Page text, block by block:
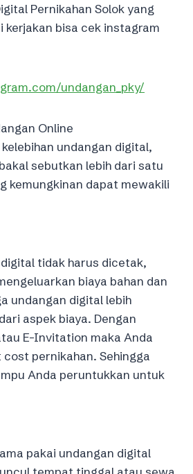
Pernikahan Solok yang
kerjakan bisa cek instagram
undangan_pky/
Online
undangan digital,
sebutkan lebih dari satu
kemungkinan dapat mewakili
tidak harus dicetak,
biaya bahan dan
undangan digital lebih
aspek biaya. Dengan
E-Invitation maka Anda
pernikahan. Sehingga
Anda peruntukkan untuk
pakai undangan digital